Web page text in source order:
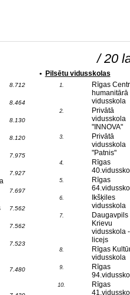
/ 20
8.712
8.464
8.130
8.120
7.975
7.927
7.697
7.562
7.562
7.523
7.480
• Pilsētu vidusskolas
1.
Rīgas
humanitārā
vidusskola
2.
Privātā
vidusskola
"INNOVA"
3.
Privātā
vidusskola
"Patnis"
4.
Rīgas
5.
Rīgas
6.
Ikšķiles
vidusskola
7.
Daugavpils
Krievu
vidusskola -
licejs
8.
Rīgas
vidusskola
9.
Rīgas
10.
Rīgas